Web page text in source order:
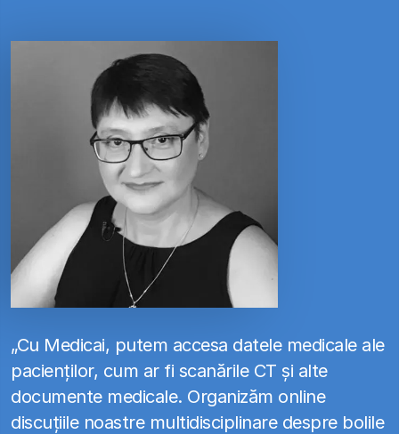
„Cu Medicai, putem accesa datele medicale ale
pacienților, cum ar fi scanările CT și alte
documente medicale. Organizăm online
discuțiile noastre multidisciplinare despre bolile